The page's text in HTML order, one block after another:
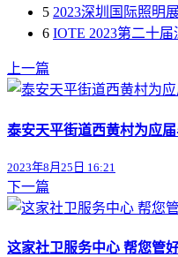
5 2023深圳国际照明
6 IOTE 2023第二十届
上一篇
泰安天平街道西黄村为应
2023年8月25日 16:21
下一篇
这家社卫服务中心 帮您管